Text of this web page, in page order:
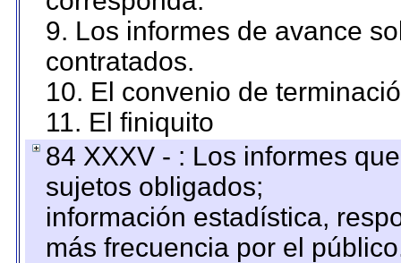
9. Los informes de avance
contratados.
10. El convenio de
11. El finiquito
84 XXXV - : Los informes
sujetos obligados;
información estadística,
más frecuencia por el